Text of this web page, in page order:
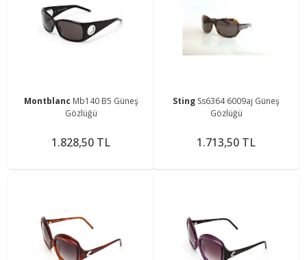
Montblanc Mb140 B5 Güneş
Gözlüğü
1.828,50 TL
Sting Ss6364 6009aj Güneş
Gözlüğü
1.713,50 TL